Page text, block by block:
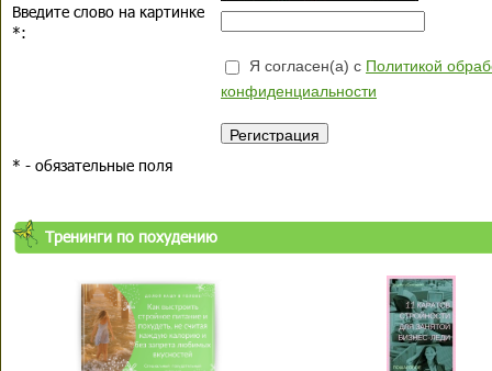
Введите слово на картинке
*:
Я согласен(а) с Политикой
конфиденциальности
* - обязательные поля
Тренинги по похудению